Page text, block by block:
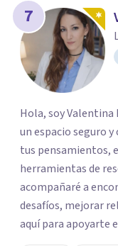
7
Hola, soy Valentina
un espacio seguro
tus pensamientos,
herramientas de
acompañaré a
desafíos, mejorar
aquí para apoyarte